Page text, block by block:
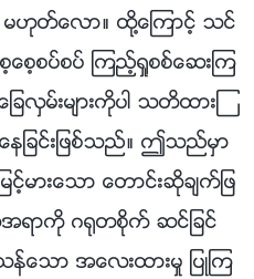
တ္ေလာ။ ထို႔ေၾကာင့္ သင္
စပ္စပ္ ၾကည့္ရႈစစ္ေဆးၾက
ခလွမ္းမ်ားကိုပါ သတိထားၾ
ျခင္းျဖစ္သည္။ ဤသည္မွာ
င့္မားေသာ ေတာင္းဆိုခ်က္ျဖ
အရာကို ဂ႐ုတစိုက္ ဆင္ျခင္
သာ အေလးထားမႈ ျပဳၾက